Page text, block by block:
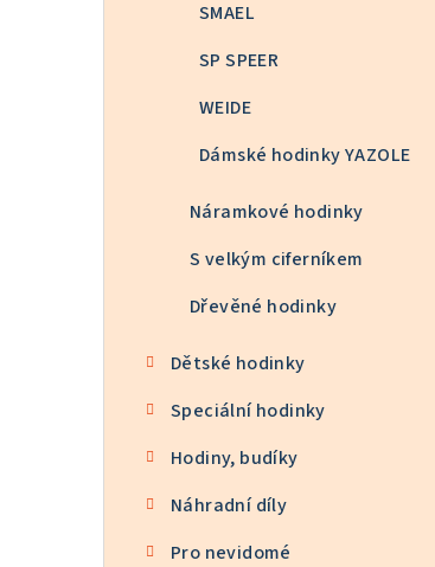
SMAEL
SP SPEER
WEIDE
Dámské hodinky YAZOLE
Náramkové hodinky
S velkým ciferníkem
Dřevěné hodinky
Dětské hodinky
Speciální hodinky
Hodiny, budíky
Náhradní díly
Pro nevidomé